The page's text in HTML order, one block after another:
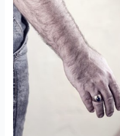
no
Congresso
discute
campanha
internacional
pelo
fim
da
violência